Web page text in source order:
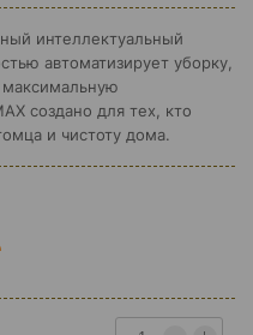
интеллектуальный
автоматизирует уборку,
максимальную
создано для тех, кто
и чистоту дома.